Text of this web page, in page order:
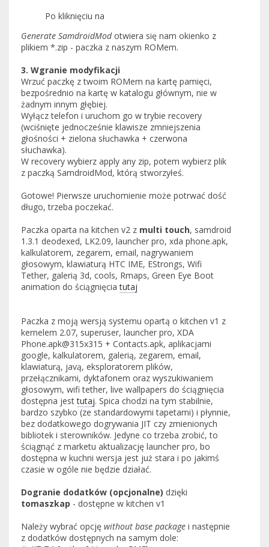
Po kliknięciu na
Generate SamdroidModotwiera się nam okienko z
plikiem *.zip - paczka z naszym ROMem.
3. Wgranie modyfikacji
Wrzuć paczkę z twoim ROMem na kartę pamięci,
bezpośrednio na kartę w katalogu głównym, nie w
żadnym innym głębiej.
Wyłącz telefon i uruchom go w trybie recovery
(wciśnięte jednocześnie klawisze zmniejszenia
głośności + zielona słuchawka + czerwona
słuchawka).
W recovery wybierz apply any zip, potem wybierz plik
z paczką SamdroidMod, którą stworzyłeś.
Gotowe! Pierwsze uruchomienie może potrwać dość
długo, trzeba poczekać.
Paczka oparta na kitchen v2 z multi touch, samdroid
1.3.1 deodexed, LK2.09, launcher pro, xda phone.apk,
kalkulatorem, zegarem, email, nagrywaniem
głosowym, klawiaturą HTC IME, EStrongs, Wifi
Tether, galerią 3d, cools, Rmaps, Green Eye Boot
animation do ściągnięciatutaj
Paczka z moją wersją systemu opartą o kitchen v1 z
kernelem 2.07, superuser, launcher pro, XDA
Phone.apk@315x315 + Contacts.apk, aplikacjami
google, kalkulatorem, galerią, zegarem, email,
klawiaturą, javą, eksploratorem plików,
przełącznikami, dyktafonem oraz wyszukiwaniem
głosowym, wifi tether, live wallpapers do ściągnięcia
dostępna jesttutaj. Spica chodzi na tym stabilnie,
bardzo szybko (ze standardowymi tapetami) i płynnie,
bez dodatkowego dogrywania JIT czy zmienionych
bibliotek i sterowników. Jedyne co trzeba zrobić, to
ściągnąć z marketu aktualizację launcher pro, bo
dostępna w kuchni wersja jest już stara i po jakimś
czasie w ogóle nie będzie działać.
Dogranie dodatków (opcjonalne) dzięki
tomaszkap - dostępne w kitchen v1
Należy wybrać opcję without base package i następnie
z dodatków dostępnych na samym dole: